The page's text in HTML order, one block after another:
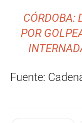
CÓRDOBA:
POR
Fuente: